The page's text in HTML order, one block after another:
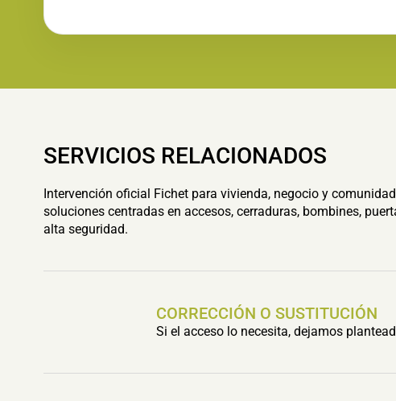
SERVICIOS RELACIONADOS
Intervención oficial Fichet para vivienda, negocio y
soluciones centradas en accesos, cerraduras, bombines,
alta seguridad.
CORRECCIÓN O SUSTITUCIÓN
Si el acceso lo necesita, dejamos